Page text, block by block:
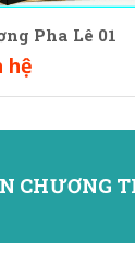
Pha Lê 01
hệ
CHƯƠNG